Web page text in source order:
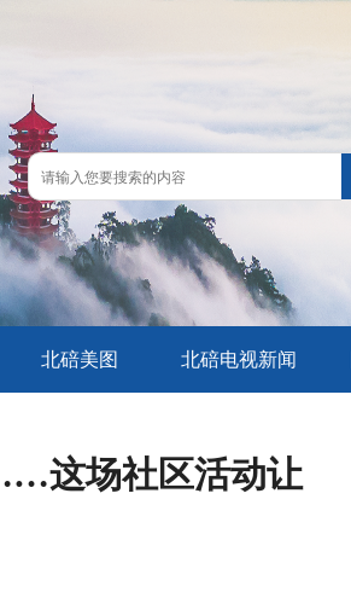
北碚美图 北碚电视新闻
这场社区活动让